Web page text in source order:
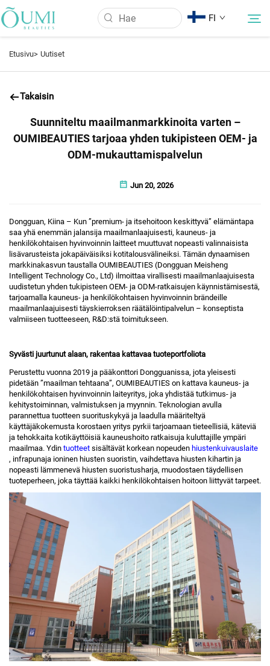
FI
UKK
Ota yhteyttä
Etusivu> Uutiset
Takaisin
Suunniteltu maailmanmarkkinoita varten –
OUMIBEAUTIES tarjoaa yhden tukipisteen OEM- ja
ODM-mukauttamispalvelun
Jun 20, 2026
Dongguan, Kiina – Kun ”premium- ja itsehoitoon keskittyvä” elämäntapa
saa yhä enemmän jalansija maailmanlaajuisesti, kauneus- ja
henkilökohtaisen hyvinvoinnin laitteet muuttuvat nopeasti valinnaisista
lisävarusteista jokapäiväisiksi kotitalousvälineiksi. Tämän dynaamisen
markkinakasvun taustalla OUMIBEAUTIES (Dongguan Meisheng
Intelligent Technology Co., Ltd) ilmoittaa virallisesti maailmanlaajuisesta
uudistetun yhden tukipisteen OEM- ja ODM-ratkaisujen käynnistämisestä,
tarjoamalla kauneus- ja henkilökohtaisen hyvinvoinnin brändeille
maailmanlaajuisesti täyskierroksen räätälöintipalvelun – konseptista
valmiiseen tuotteeseen, R&D:stä toimitukseen.
Syvästi juurtunut alaan, rakentaa kattavaa tuoteportfoliota
Perustettu vuonna 2019 ja pääkonttori Dongguanissa, jota yleisesti
pidetään ”maailman tehtaana”, OUMIBEAUTIES on kattava kauneus- ja
henkilökohtaisen hyvinvoinnin laiteyritys, joka yhdistää tutkimus- ja
kehitystoiminnan, valmistuksen ja myynnin. Teknologian avulla
parannettua tuotteen suorituskykyä ja laadulla määriteltyä
käyttäjäkokemusta korostaen yritys pyrkii tarjoamaan tieteellisiä, käteviä
ja tehokkaita kotikäyttöisiä kauneushoito ratkaisuja kuluttajille ympäri
maailmaa. Ydin tuotteet sisältävät korkean nopeuden hiustenkuivauslaite
, infrapunaja ioninen hiusten suoristin, vaihdettava hiusten kihartin ja
nopeasti lämmenevä hiusten suoristusharja, muodostaen täydellisen
tuoteperheen, joka täyttää kaikki henkilökohtaisen hoitoon liittyvät tarpeet.